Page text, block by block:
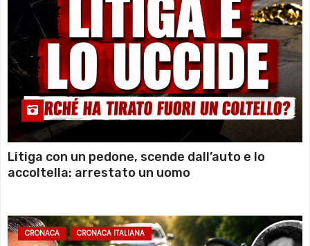
Litiga con un pedone, scende dall’auto e lo
accoltella: arrestato un uomo
CRONACA CRONACA ITALIANA